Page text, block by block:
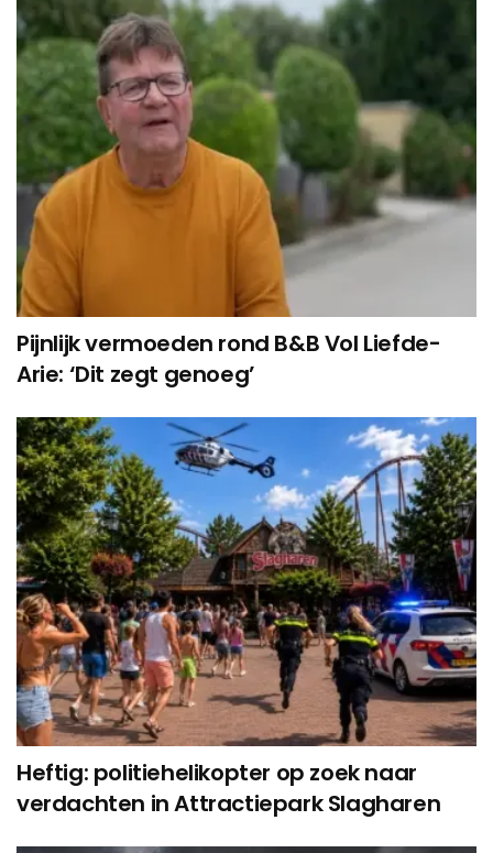
Pijnlijk vermoeden rond B&B Vol Liefde-
Arie: ‘Dit zegt genoeg’
Heftig: politiehelikopter op zoek naar
verdachten in Attractiepark Slagharen